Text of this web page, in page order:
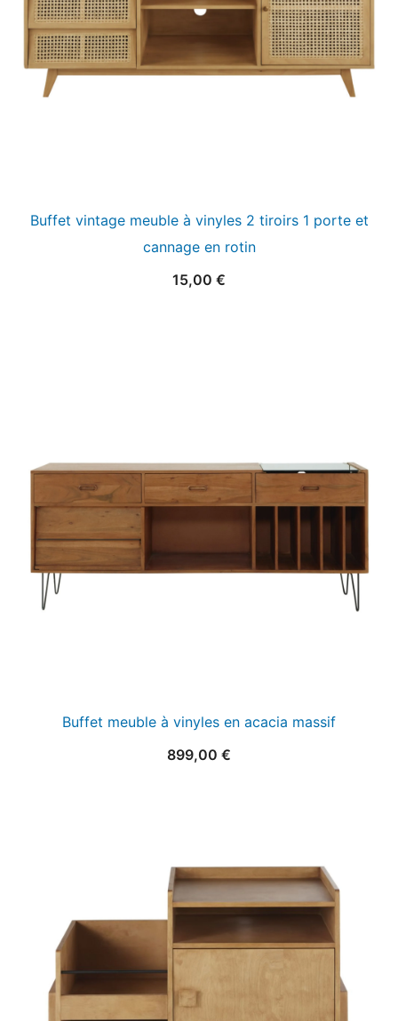
Buffet vintage meuble à vinyles 2 tiroirs 1 porte et
cannage en rotin
15,00 €
Buffet meuble à vinyles en acacia massif
899,00 €